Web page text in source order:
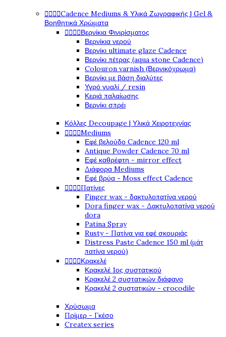
Cadence Mediums & Υλικά Ζωγραφικής | Gel &
Βοηθητικά Χρώματα
Βερνίκια Φινιρίσματος
Βερνίκια νερού
Βερνίκι ultimate glaze Cadence
Βερνίκι πέτρας (aqua stone Cadence)
Colouron varnish (Βερνικόχρωμα)
Βερνίκι με βάση διαλύτες
Υγρό γυαλί / resin
Κεριά παλαίωσης
Βερνίκι σπρέι
Κόλλες Decoupage | Υλικά Χειροτεχνίας
Mediums
Εφέ βελούδο Cadence 120 ml
Antique Powder Cadence 70 ml
Εφέ καθρέφτη - mirror effect
Διάφορα Mediums
Εφέ βρύα - Moss effect Cadence
Πατίνες
Finger wax - δακτυλοπατίνα νερού
Dora finger wax - Δακτυλοπατίνα νερού
dora
Patina Spray
Rusty - Πατίνα για εφέ σκουριάς
Distress Paste Cadence 150 ml (μάτ
πατίνα νερού)
Κρακελέ
Κρακελέ 1ος συστατικού
Κρακελέ 2 συστατικών διάφανο
Κρακελέ 2 συστατικών - crocodile
Χρύσωμα
Πρίμερ - Γκέσο
Createx series